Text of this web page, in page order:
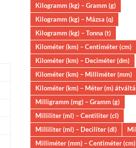
Kilogramm (kg) – Gramm (g)
Kilogramm (kg) – Mázsa (q)
Kilogramm (kg) – Tonna (t)
Kilométer (km) – Centiméter (cm)
Kilométer (km) – Deciméter (dm)
Kilométer (km) – Milliméter (mm)
Kilométer (km) – Méter (m)
Milligramm (mg) – Gramm (g)
Milliliter (ml) – Centiliter (cl)
Milliliter (ml) – Deciliter (dl)
Milliméter (mm) – Centiméter (cm)